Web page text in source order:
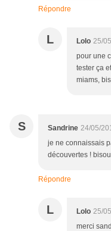
Répondre
L Lolo 25/
pour une
tester ça
miams,
S Sandrine 24/05/
je ne connaissais
découvertes !
Répondre
L Lolo 25/
merci